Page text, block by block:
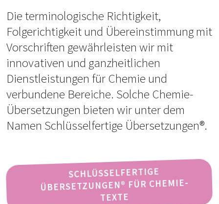
Die terminologische Richtigkeit,
Folgerichtigkeit und Übereinstimmung mit
Vorschriften gewährleisten wir mit
innovativen und ganzheitlichen
Dienstleistungen für Chemie und
verbundene Bereiche. Solche Chemie-
Übersetzungen bieten wir unter dem
Namen Schlüsselfertige Übersetzungen®.
SCHLÜSSELFERTIGE
ÜBERSETZUNGEN® FÜR CHEMIE-
TEXTE